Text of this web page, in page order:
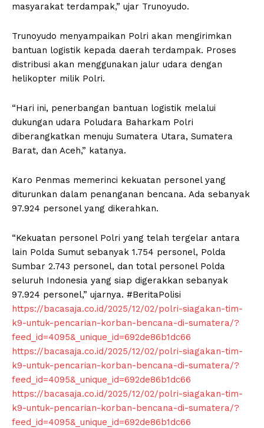
masyarakat terdampak,” ujar Trunoyudo.
Trunoyudo menyampaikan Polri akan mengirimkan
bantuan logistik kepada daerah terdampak. Proses
distribusi akan menggunakan jalur udara dengan
helikopter milik Polri.
“Hari ini, penerbangan bantuan logistik melalui
dukungan udara Poludara Baharkam Polri
diberangkatkan menuju Sumatera Utara, Sumatera
Barat, dan Aceh,” katanya.
Karo Penmas memerinci kekuatan personel yang
diturunkan dalam penanganan bencana. Ada sebanyak
97.924 personel yang dikerahkan.
“Kekuatan personel Polri yang telah tergelar antara
lain Polda Sumut sebanyak 1.754 personel, Polda
Sumbar 2.743 personel, dan total personel Polda
seluruh Indonesia yang siap digerakkan sebanyak
97.924 personel,” ujarnya. #BeritaPolisi
https://bacasaja.co.id/2025/12/02/polri-siagakan-tim-
k9-untuk-pencarian-korban-bencana-di-sumatera/?
feed_id=4095&_unique_id=692de86b1dc66
https://bacasaja.co.id/2025/12/02/polri-siagakan-tim-
k9-untuk-pencarian-korban-bencana-di-sumatera/?
feed_id=4095&_unique_id=692de86b1dc66
https://bacasaja.co.id/2025/12/02/polri-siagakan-tim-
k9-untuk-pencarian-korban-bencana-di-sumatera/?
feed_id=4095&_unique_id=692de86b1dc66